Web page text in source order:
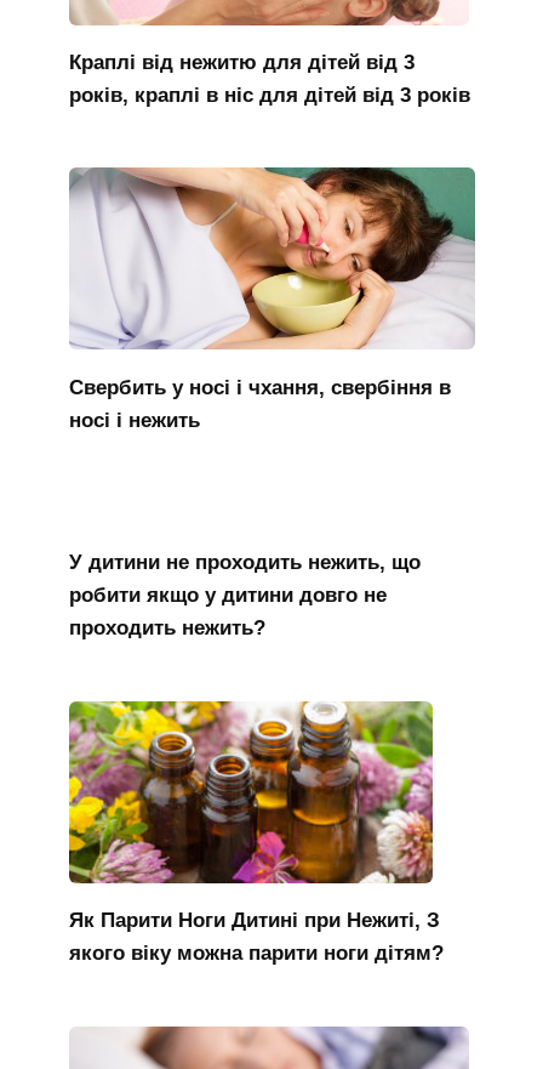
Краплі від нежитю для дітей від 3
років, краплі в ніс для дітей від 3 років
Свербить у носі і чхання, свербіння в
носі і нежить
У дитини не проходить нежить, що
робити якщо у дитини довго не
проходить нежить?
Як Парити Ноги Дитині при Нежиті, З
якого віку можна парити ноги дітям?